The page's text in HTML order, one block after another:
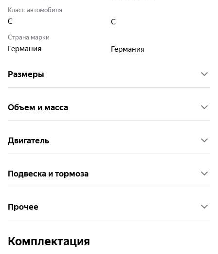
Класс автомобиля
C C
Страна марки
Германия Германия
Размеры
Объем и масса
Двигатель
Подвеска и тормоза
Прочее
Комплектация